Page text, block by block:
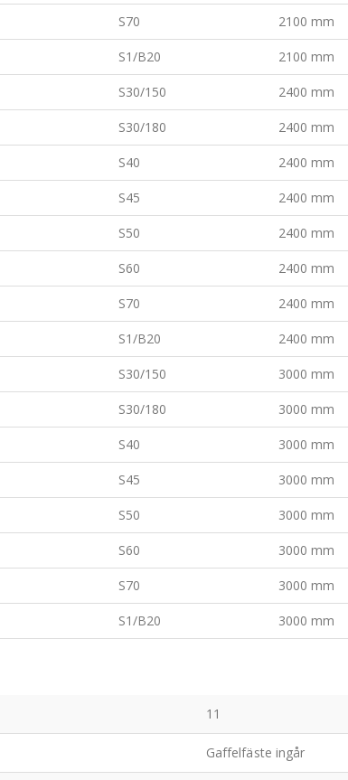
S70 2100 mm
S1/B20 2100 mm
S30/150 2400 mm
S30/180 2400 mm
S40 2400 mm
S45 2400 mm
S50 2400 mm
S60 2400 mm
S70 2400 mm
S1/B20 2400 mm
S30/150 3000 mm
S30/180 3000 mm
S40 3000 mm
S45 3000 mm
S50 3000 mm
S60 3000 mm
S70 3000 mm
S1/B20 3000 mm
11
Gaffelfäste ingår